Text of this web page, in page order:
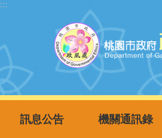
跳到主要內容區塊
:::
訊息公告 機關通訊錄